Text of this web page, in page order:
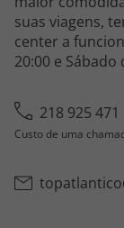
suas viagens,
center a
20:00 e Sábado
218 925 471
Custo de uma